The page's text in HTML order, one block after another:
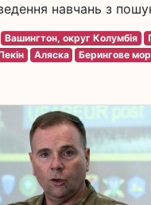
навчань з
Вашингтон, округ Колумбія
Аляска Берингове